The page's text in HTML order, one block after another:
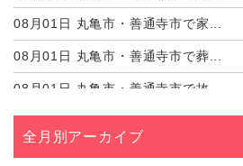
08月01日 丸亀市・善通寺市で家...
08月01日 丸亀市・善通寺市で葬...
08月01日 丸亀市・善通寺市で故...
全月別アーカイブ